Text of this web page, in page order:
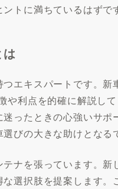
トに満ちているはずで
エキスパートです。新
や利点を的確に解説し
ったときの心強いサ
びの大きな助けとなる
ナを張っています。
選択肢を提案します。